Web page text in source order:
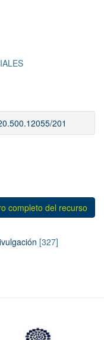
201
completo del recurso
[327]